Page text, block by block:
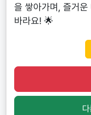
을 쌓아가며, 즐거
바라요! 🌟